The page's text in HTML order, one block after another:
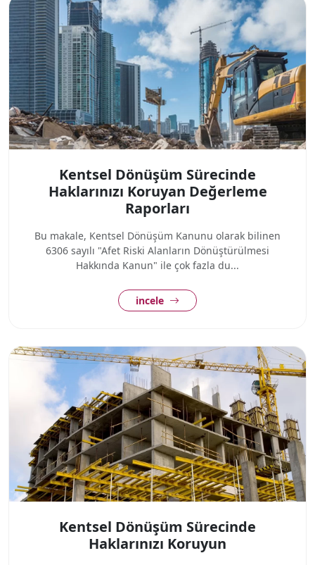
Kentsel Dönüşüm Sürecinde
Haklarınızı Koruyan Değerleme
Raporları
Bu makale, Kentsel Dönüşüm Kanunu olarak bilinen
6306 sayılı "Afet Riski Alanların Dönüştürülmesi
Hakkında Kanun" ile çok fazla du...
incele
Kentsel Dönüşüm Sürecinde
Haklarınızı Koruyun